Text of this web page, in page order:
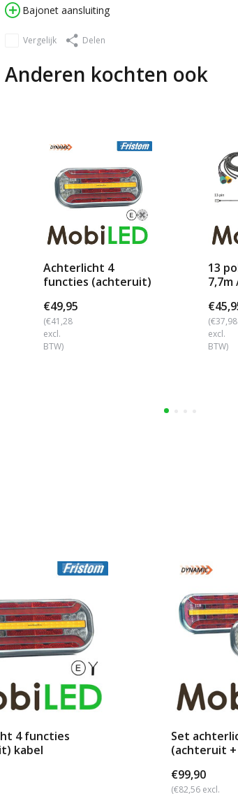
Bajonet aansluiting
Vergelijk Delen
Anderen kochten ook
Achterlicht 4
functies (achteruit)
€49,95
(€41,28
excl.
BTW)
13
7,7m
(€37,98
excl.
BTW)
4 functies
kabel
Set
(achteruit +
€99,90
(€82,56 excl.